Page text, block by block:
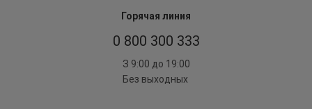
Горячая линия
0 800 300 333
З 9:00 до 19:00
Без выходных